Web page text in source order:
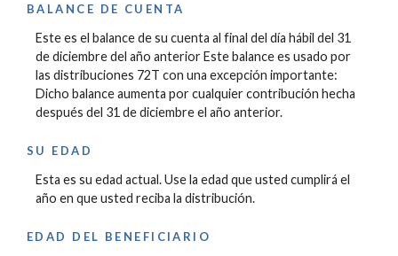
BALANCE DE CUENTA
Este es el balance de su cuenta al final del día hábil del 31
de diciembre del año anterior Este balance es usado por
las distribuciones 72T con una excepción importante:
Dicho balance aumenta por cualquier contribución hecha
después del 31 de diciembre el año anterior.
SU EDAD
Esta es su edad actual. Use la edad que usted cumplirá el
año en que usted reciba la distribución.
EDAD DEL BENEFICIARIO